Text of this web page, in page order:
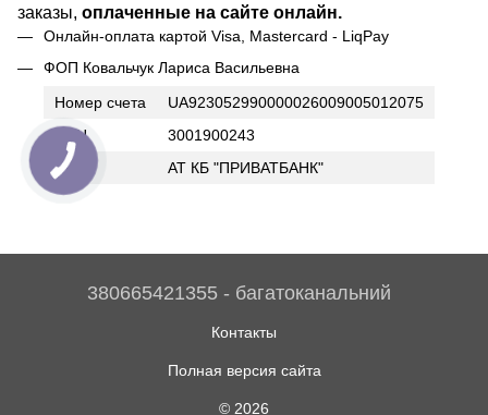
заказы, оплаченные на сайте онлайн.
Онлайн-оплата картой Visa, Mastercard - LiqPay
ФОП Ковальчук Лариса Васильевна
Номер счета
UA923052990000026009005012075
ИНН
3001900243
Банк
АТ КБ "ПРИВАТБАНК"
380665421355 - багатоканальний
Контакты
Полная версия сайта
© 2026